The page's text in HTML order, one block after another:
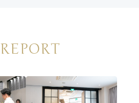
REPORT